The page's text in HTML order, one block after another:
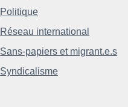
Politique
Réseau international
Sans-papiers et migrant.e.s
Syndicalisme